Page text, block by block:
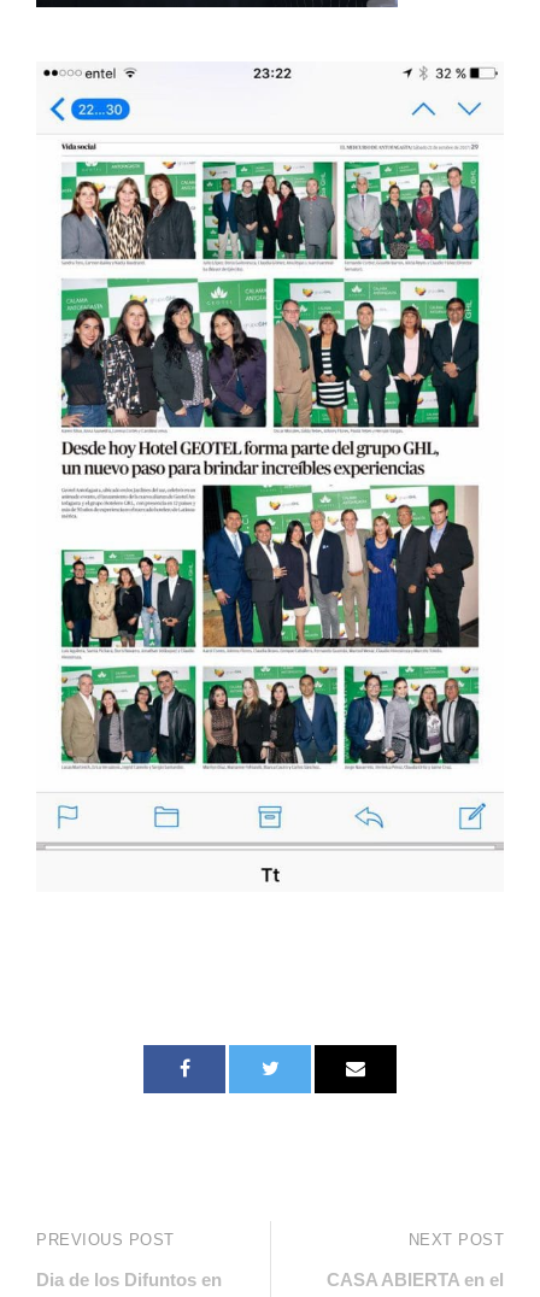
PREVIOUS POST
Dia de los Difuntos en
NEXT POST
CASA ABIERTA en el